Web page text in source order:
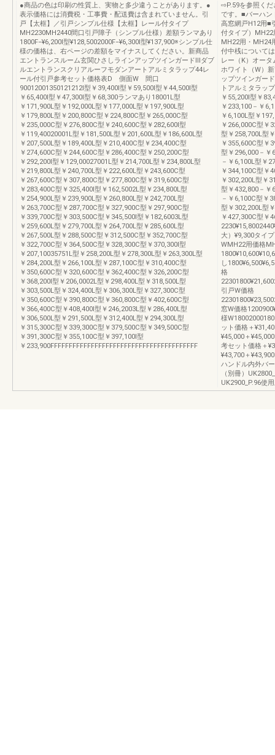
●商品の色は印刷の性質上、実物と多少違うことがあります。●
表示価格には消費税・工事費・配送費は含まれていません。引
戸【太框】／引戸シンプル仕様【太框】レール付タイプ
MH2230MH2440間口引戸障子（シンプル仕様）差額ランマあり
1800F‒¥6,200I型¥128,5002000F‒¥6,300I型¥137,900※シンプル仕
様の価格は、右ページの差額をマイナスしてください。新商品
エントランスルーム玄関ひさしラインアップツインガードⅢダブ
ルエントランスクリアルーフモダンアートアルミタラップ44レ
ール付引戸参考セット価格表D 側面W 間口
90012001350121212I型￥39,400I型￥59,500I型￥44,500I型
￥65,400I型￥47,300I型￥68,300ランマあり18001L型
￥171,900L型￥192,000L型￥177,000L型￥197,900L型
￥179,800L型￥200,800C型￥224,800C型￥265,000C型
￥235,000C型￥276,800C型￥240,600C型￥282,600I型
￥119,40020001L型￥181,500L型￥201,600L型￥186,600L型
￥207,500L型￥189,400L型￥210,400C型￥234,400C型
￥274,600C型￥244,600C型￥286,400C型￥250,200C型
￥292,200I型￥129,00027001L型￥214,700L型￥234,800L型
￥219,800L型￥240,700L型￥222,600L型￥243,600C型
￥267,600C型￥307,800C型￥277,800C型￥319,600C型
￥283,400C型￥325,400I型￥162,5002L型￥234,800L型
￥254,900L型￥239,900L型￥260,800L型￥242,700L型
￥263,700C型￥287,700C型￥327,900C型￥297,900C型
￥339,700C型￥303,500C型￥345,500I型￥182,6003L型
￥259,600L型￥279,700L型￥264,700L型￥285,600L型
￥267,500L型￥288,500C型￥312,500C型￥352,700C型
￥322,700C型￥364,500C型￥328,300C型￥370,300I型
￥207,10035751L型￥258,200L型￥278,300L型￥263,300L型
￥284,200L型￥266,100L型￥287,100C型￥310,400C型
￥350,600C型￥320,600C型￥362,400C型￥326,200C型
￥368,200I型￥206,0002L型￥298,400L型￥318,500L型
￥303,500L型￥324,400L型￥306,300L型￥327,300C型
￥350,600C型￥390,800C型￥360,800C型￥402,600C型
￥366,400C型￥408,400I型￥246,2003L型￥286,400L型
￥306,500L型￥291,500L型￥312,400L型￥294,300L型
￥315,300C型￥339,300C型￥379,500C型￥349,500C型
￥391,300C型￥355,100C型￥397,100I型
￥233,900FFFFFFFFFFFFFFFFFFFFFFFFFFFFFFFFFFFFFFFF
⇨P.59を参照くだ
です。■バーハン
高窓網戸H12用■
付タイプ）
MH22用・MH24
付中桟について
レー（K）オー
ホワイト（W）
ップツインガー
トアルミタラッ
￥55,200I型￥
￥233,100－￥
￥6,100L型￥
￥266,000C型￥
型￥258,700L型
￥355,600C型￥
型￥296,000－￥
－￥6,100L型￥
￥344,100C型￥
￥302,200L型￥
型￥432,800－￥
－￥6,100C型￥
型￥302,200L型
￥427,300C型￥
大）¥9,300タイ
WMH22用価格
し
格
引戸W価格
窓W価格
様
ット価格＋
¥45,000＋
考セット価格＋
¥43,700＋
ハンドル内外バ
（別冊）
UK2900_P.96使